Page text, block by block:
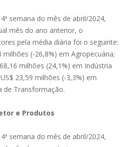
semana do mês de abril/2024,
mês do ano anterior, o
pela média diária foi o seguinte:
milhões (-26,8%) em Agropecuária;
milhões (24,1%) em Indústria
23,59 milhões (-3,3%) em
de Transformação.
e Produtos
semana do mês de abril/2024,